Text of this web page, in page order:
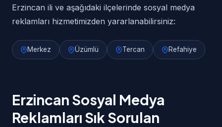
Erzincan ili ve aşağıdaki ilçelerinde sosyal medya
reklamları hizmetimizden yararlanabilirsiniz:
Merkez Üzümlü Tercan Refahiye
Erzincan Sosyal Medya
Reklamları Sık Sorulan